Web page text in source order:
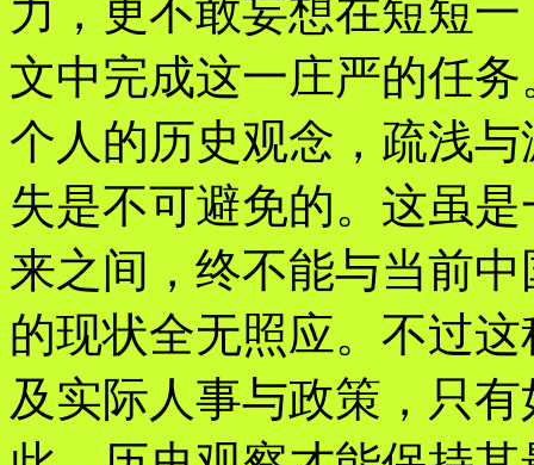
力，更不敢妄想在短短一
文中完成这一庄严的任
个人的历史观念，疏浅与
失是不可避免的。这虽
来之间，终不能与当前中
的现状全无照应。不过
及实际人事与政策，只有